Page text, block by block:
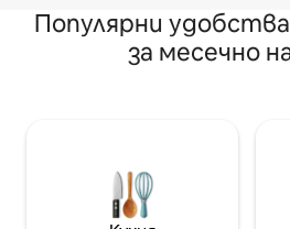
Популярни
за месечно